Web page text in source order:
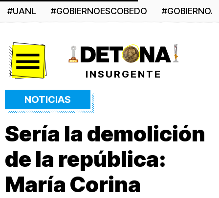
#UANL #GOBIERNOESCOBEDO
INSURGENTE
NOTICIAS
Sería la demolición
de la república:
María Corina